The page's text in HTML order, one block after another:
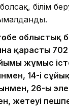
білім
облыстық
қарасты
жұмыс
14-і
26-ы
жетеуі